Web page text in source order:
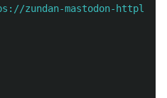
zundan-mastodon-